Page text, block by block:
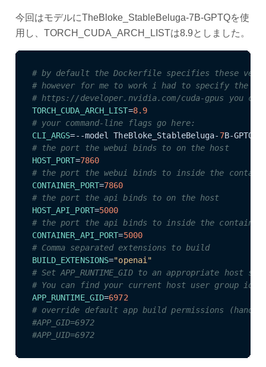
今回はモデルにTheBloke_StableBeluga-7B-GPTQを使
用し、TORCH_CUDA_ARCH_LISTは8.9としました。
# by default the Dockerfile specifies these
# however for me to work i had to specify the
# https://developer.nvidia.com/cuda-gpus you
TORCH_CUDA_ARCH_LIST=8.9
# your command-line flags go here:
CLI_ARGS=--model TheBloke_StableBeluga- 7
# the port the webui binds to on the host
HOST_PORT=7860
# the port the webui binds to inside the
CONTAINER_PORT=7860
# the port the api binds to on the host
HOST_API_PORT=5000
# the port the api binds to inside the container
CONTAINER_API_PORT=5000
# Comma separated extensions to build
BUILD_EXTENSIONS="openai"
# Set APP_RUNTIME_GID to an appropriate host
# You can find your current host user group id
APP_RUNTIME_GID=6972
# override default app build permissions
#APP_GID=6972
#APP_UID=6972